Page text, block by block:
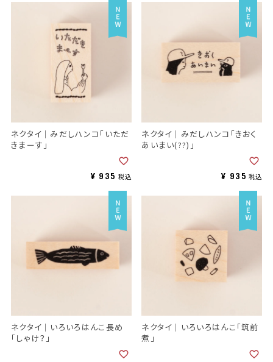
ネクタイ｜みだしハンコ「いただ
きまーす」
¥ 935 税込
ネクタイ｜みだしハンコ「きおく
あいまい(??)」
¥ 935 税込
ネクタイ｜いろいろはんこ長め
「しゃけ？」
ネクタイ｜いろいろはんこ「筑前
煮」